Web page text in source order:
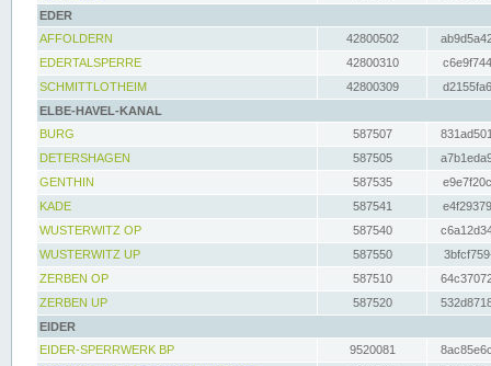
EDER
AFFOLDERN
42800502
EDERTALSPERRE
42800310
SCHMITTLOTHEIM
42800309
ELBE-HAVEL-KANAL
BURG
587507
DETERSHAGEN
587505
GENTHIN
587535
KADE
587541
WUSTERWITZ OP
587540
WUSTERWITZ UP
587550
ZERBEN OP
587510
ZERBEN UP
587520
EIDER
EIDER-SPERRWERK BP
9520081